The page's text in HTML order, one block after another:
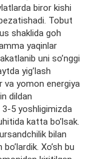
biror kishi
Tobut
shaklida goh
yaqinlar
uni so’nggi
yig’lash
va yomon energiya
dildan
3-5 yoshligimizda
katta bo’lsak.
bilan
Xo’sh bu